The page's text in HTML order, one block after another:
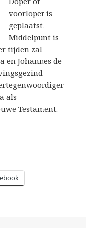
voorloper is
geplaatst.
Middelpunt is
tijden zal
en Johannes de
als
Testament.